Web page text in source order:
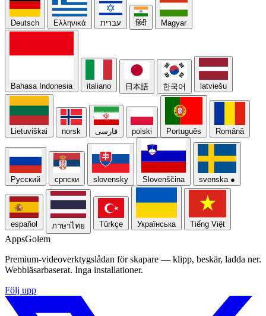
Deutsch Ελληνικά עברית हिंदी Magyar
Bahasa Indonesia italiano 日本語 한국어 latviešu
Lietuviškai norsk فارسی polski Português Română
Русский српски slovensky Slovenščina svenska ●
español ภาษาไทย Türkçe Українська Tiếng Việt
AppsGolem
Premium-videoverktygslådan för skapare — klipp, beskär, ladda ner.
Webbläsarbaserat. Inga installationer.
Följ upp